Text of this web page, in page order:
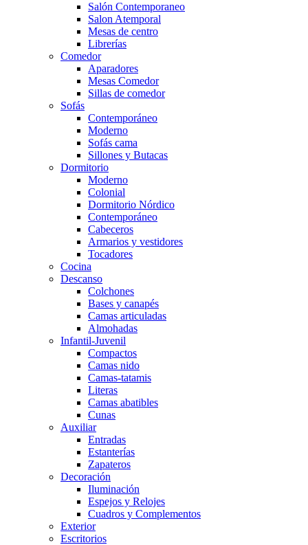
Salón Contemporaneo
Salon Atemporal
Mesas de centro
Librerías
Comedor
Aparadores
Mesas Comedor
Sillas de comedor
Sofás
Contemporáneo
Moderno
Sofás cama
Sillones y Butacas
Dormitorio
Moderno
Colonial
Dormitorio Nórdico
Contemporáneo
Cabeceros
Armarios y vestidores
Tocadores
Cocina
Descanso
Colchones
Bases y canapés
Camas articuladas
Almohadas
Infantil-Juvenil
Compactos
Camas nido
Camas-tatamis
Literas
Camas abatibles
Cunas
Auxiliar
Entradas
Estanterías
Zapateros
Decoración
Iluminación
Espejos y Relojes
Cuadros y Complementos
Exterior
Escritorios